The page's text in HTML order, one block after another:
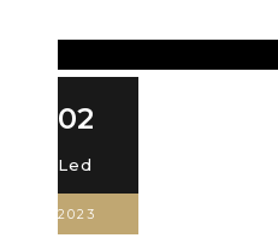
02
Led
2023